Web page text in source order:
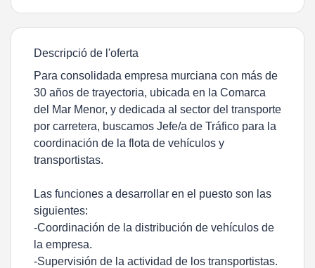
Descripció de l'oferta
Para consolidada empresa murciana con más de
30 años de trayectoria, ubicada en la Comarca
del Mar Menor, y dedicada al sector del transporte
por carretera, buscamos Jefe/a de Tráfico para la
coordinación de la flota de vehículos y
transportistas.
Las funciones a desarrollar en el puesto son las
siguientes:
-Coordinación de la distribución de vehículos de
la empresa.
-Supervisión de la actividad de los transportistas.